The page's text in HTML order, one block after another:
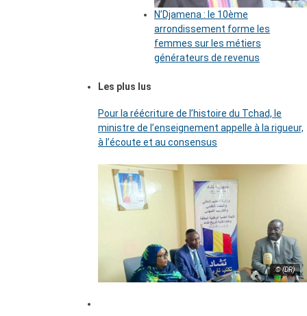
N’Djamena : le 10ème
arrondissement forme les
femmes sur les métiers
générateurs de revenus
Les plus lus
Pour la réécriture de l’histoire du Tchad, le
ministre de l’enseignement appelle à la rigueur,
à l’écoute et au consensus
© (DR)